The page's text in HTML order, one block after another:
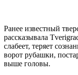
Ранее известный
рассказывала
слабеет, теряет
ворот рубашки,
выше головы.